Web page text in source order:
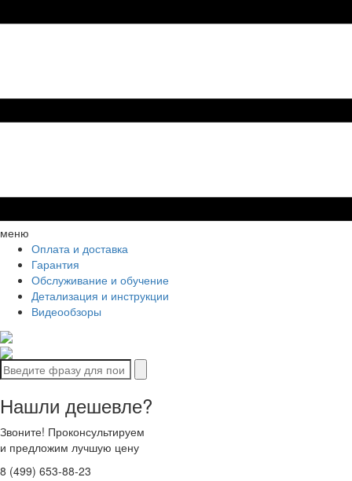
меню
Оплата и доставка
Гарантия
Обслуживание и обучение
Детализация и инструкции
Видеообзоры
Нашли дешевле?
Звоните! Проконсультируем
и предложим лучшую цену
8 (499) 653-88-23